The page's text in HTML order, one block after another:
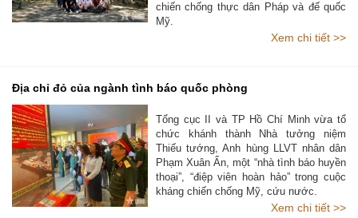
chiến chống thực dân Pháp và đế quốc
Mỹ.
Xem chi tiết >>
Địa chỉ đỏ của ngành tình báo quốc phòng
Tổng cục II và TP Hồ Chí Minh vừa tổ
chức khánh thành Nhà tưởng niệm
Thiếu tướng, Anh hùng LLVT nhân dân
Phạm Xuân Ẩn, một “nhà tình báo huyền
thoại”, “điệp viên hoàn hảo” trong cuộc
kháng chiến chống Mỹ, cứu nước.
Xem chi tiết >>